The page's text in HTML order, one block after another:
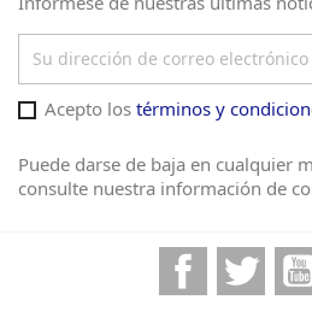
Acepto los términos y
Puede darse de baja en cualquier
consulte nuestra información de
Facebook